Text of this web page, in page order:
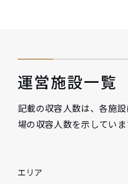
運営施設一覧
記載の収容人数は、各施
場の収容人数を示していま
エリア